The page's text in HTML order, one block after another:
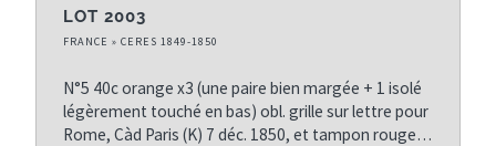
LOT 2003
FRANCE » CERES 1849-1850
N°5 40c orange x3 (une paire bien margée + 1 isolé
légèrement touché en bas) obl. grille sur lettre pour
Rome, Càd Paris (K) 7 déc. 1850, et tampon rouge…